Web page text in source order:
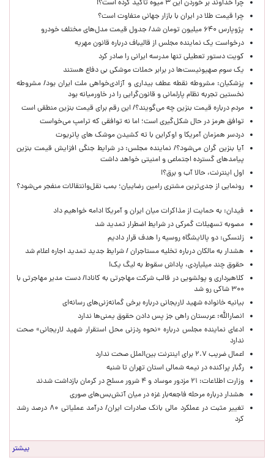
چرا خداوند بر خوردن این ۳ میوه تأکید کرده است؟!
چرا قیمت طلا در ایران با بازار جهانی متفاوت است؟
پژوپارس ۶۴۰ میلیون تومان شد/ جدول قیمت مدل‌های مختلف خودرو
درخواست یک نماینده مجلس از قالیباف درباره قانون مهریه
کویت دستور تعطیلی تنها مدرسه ایرانی را صادر کرد
یک‌ سوم صهیونیست‌ها در برابر حملات موشکی بی دفاع هستند
پزشکیان: مشروطه نقطه عطف بیداری و آزادی‌خواهی ملت ایران بود/ مشروطه
نخستین تجربه نظام پارلمانی و قانون‌گرایی را در خاورمیانه بود
مردم درباره قیمت بنزین چه می‌گویند؟/ این رقم برای قیمت بنزین منطقی است
توافق هرمز در حال شکل‌گیری است؛ اما نه توافقی که ترامپ می‌خواست
دردسر همزمان آمریکا و اوکراین با ته کشیدن موشک های پاتریوت
آیا بنزین گران می‌شود؟/ نماینده مجلس: در شرایط جنگی افزایش قیمت بنزین
پیامدهای گسترده اجتماعی و امنیتی خواهد داشت
اول اینترنت، حالا آب و برق؟!
رونمایی از جدی‌ترین مشتری رامین رضاییان؛ بمب نقل‌وانتقالات منفجر می‌شود؟
فیدان: به حمایت از مذاکرات میان ایران و آمریکا ادامه خواهیم داد
مصوبه تسهیلات گمرکی در شرایط اضطرار تمدید شد
زلنسکی: دو پالایشگاه روسیه را هدف قرار دادیم
هشدار به مالکان درباره تخلیه مستاجران / شرایط جدید تمدید اجاره اعلام شد
حقوق چند میلیاردی، پاداش سقوط به لیگ یک!
کلاهبرداری و پولشویی در قالب شرکت مهاجرتی به کانادا/ دست مدیر مهاجرتی با
۳۰۰ شاکی رو شد
بیانیه خانواده شهید لاریجانی درباره برخی گمانه‌زنی‌های رسانه‌ای
انصارالله: عربستان راهی جز پس دادن حقوق یمنی‌ها ندارد
ادعای نماینده مجلس درباره «نحوه ردزنی محل استقرار شهید لاریجانی» صحت
ندارد
اعمال ضریب ۲.۷ برای اینترنت بین‌الملل صحت ندارد
رگبار پراکنده در نیمه شمالی استان تهران تا شنبه
وزارت اطلاعات: ۲۱ مزدور موساد و ۴ شرور مسلح در کرمان بازداشت شدند
هشدار درباره مرحله فاجعه‌بار غزه در میان آتش‌بس‌های صوری
تغییر مثبت در عملکرد مالی بانک صادرات ایران/ درآمد عملیاتی ۸۰ درصد رشد
کرد
بیشتر